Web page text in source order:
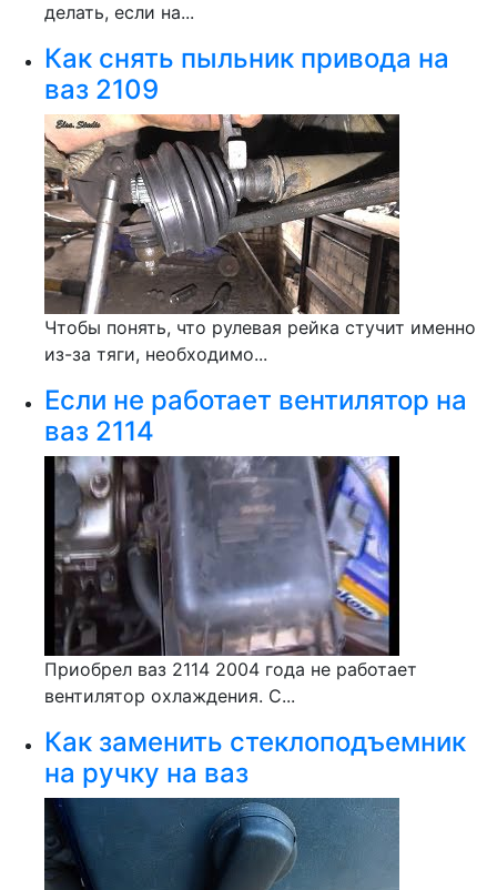
делать, если на...
Как снять пыльник привода на
ваз 2109
Чтобы понять, что рулевая рейка стучит именно
из-за тяги, необходимо...
Если не работает вентилятор на
ваз 2114
Приобрел ваз 2114 2004 года не работает
вентилятор охлаждения. С...
Как заменить стеклоподъемник
на ручку на ваз